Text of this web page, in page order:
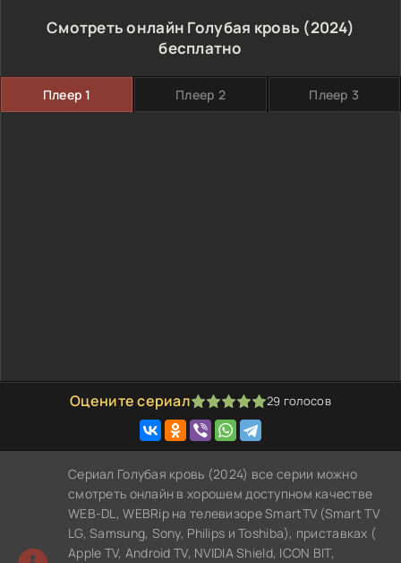
Смотреть онлайн Голубая кровь (2024)
бесплатно
Плеер 1 Плеер 2 Плеер 3
Оцените сериал
1 2 3 4 5 29 голосов
Сериал Голубая кровь (2024) все серии можно
смотреть онлайн в хорошем доступном качестве
WEB-DL, WEBRip на телевизоре SmartTV (Smart TV
LG, Samsung, Sony, Philips и Toshiba), приставках (
Apple TV, Android TV, NVIDIA Shield, ICON BIT,